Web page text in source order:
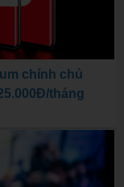
chính chủ
tháng